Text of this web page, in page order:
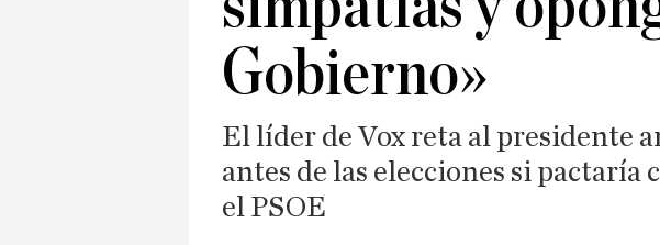
Gobierno»
El líder de Vox reta al presidente
antes de las elecciones si pactaría
el PSOE